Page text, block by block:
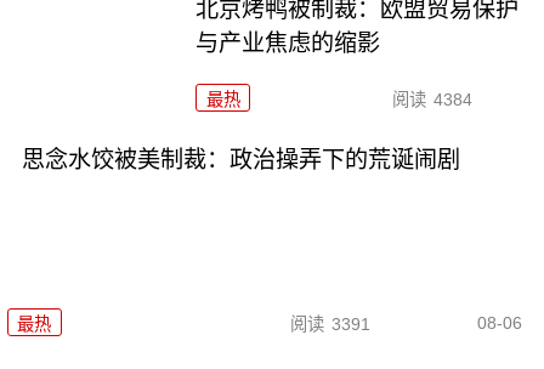
北京烤鸭被制裁：欧盟贸易保护
与产业焦虑的缩影
最热 阅读 4384
思念水饺被美制裁：政治操弄下的荒诞闹剧
最热 阅读 3391 08-06